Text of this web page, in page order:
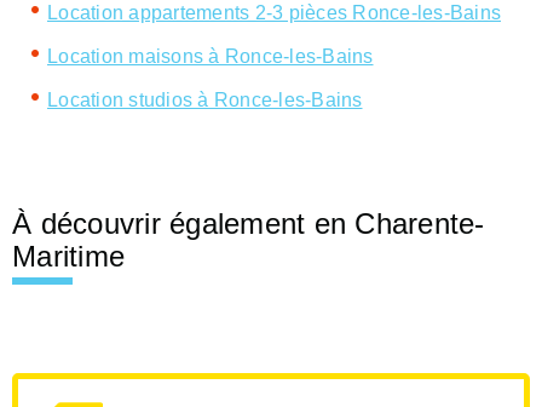
Location appartements 2-3 pièces Ronce-les-Bains
Location maisons à Ronce-les-Bains
Location studios à Ronce-les-Bains
À découvrir également en Charente-
Maritime